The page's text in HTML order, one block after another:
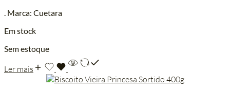
. Marca: Cuetara
Em stock
Sem estoque
Ler mais